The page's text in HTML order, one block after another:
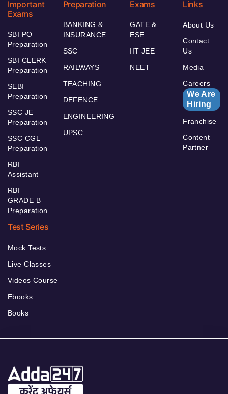
Important
Exams
SBI PO
Preparation
SBI CLERK
Preparation
SEBI
Preparation
SSC JE
Preparation
SSC CGL
Preparation
RBI
Assistant
RBI
GRADE B
Preparation
Preparation
BANKING &
INSURANCE
SSC
RAILWAYS
TEACHING
DEFENCE
ENGINEERING
UPSC
Exams
GATE &
ESE
IIT JEE
NEET
Links
About Us
Contact
Us
Media
Careers
We Are
Hiring
Franchise
Content
Partner
Test Series
Mock Tests
Live Classes
Videos Course
Ebooks
Books